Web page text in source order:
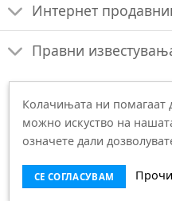
Интернет
Правни
© 2026 APOLLO MK
Колачињата ни помагаат
можно искуство на
означете дали
СЕ СОГЛАСУВАМ